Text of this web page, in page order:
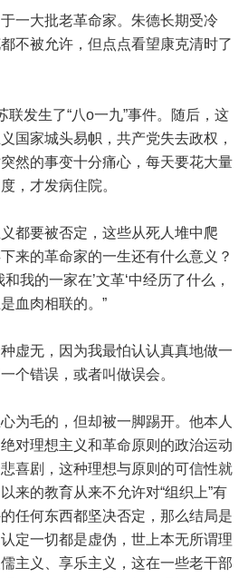
大批老革命家。朱德长期受冷
不被允许，但点点看望康克清时了
发生了“八o一九”事件。随后，这
国家城头易帜，共产党失去政权，
然的事变十分痛心，每天要花大量
，才发病住院。
要被否定，这些从死人堆中爬
来的革命家的一生还有什么意义？
我的一家在’文革‘中经历了什么，
血肉相联的。”
无，因为我最怕认认真真地做一
个错误，或者叫做误会。
毛的，但却被一脚踢开。他本人
对理想主义和革命原则的政治运动
喜剧，这种理想与原则的可信性就
来的教育从来不允许对“组织上”有
任何东西都坚决否定，那么结局是
定一切都是虚伪，世上本无所谓理
主义、享乐主义，这在一些老干部